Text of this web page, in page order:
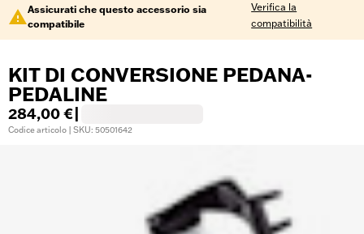
Assicurati che questo accessorio sia
compatibile
Verifica la
compatibilità
KIT DI CONVERSIONE PEDANA-
PEDALINE
284,00 €
Codice articolo | SKU: 50501642